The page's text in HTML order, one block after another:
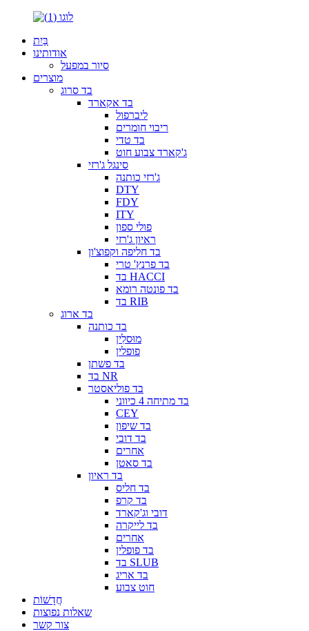
בַּיִת
אודותינו
סיור במפעל
מוצרים
בד סרוג
בד אקארד
ליברפול
ריבוי חומרים
בד טדי
ג'קארד צבוע חוט
סינגל ג'רזי
ג'רזי כותנה
DTY
FDY
ITY
פולי ספון
ראיון ג'רזי
בד חליפה וקפוצ'ון
בד פרנץ' טרי
בד HACCI
בד פונטה רומא
בד RIB
בד ארוג
בד כותנה
מוּסלִין
פופלין
בד פשתן
בד NR
בד פוליאסטר
בד מתיחה 4 כיווני
CEY
בד שיפון
בד דובי
אחרים
בד סאטן
בד ראיון
בד חליס
בד קרפ
דובי וג'קארד
בד לייקרה
אחרים
בד פופלין
בד SLUB
בד אריג
חוט צבוע
חֲדָשׁוֹת
שאלות נפוצות
צור קשר